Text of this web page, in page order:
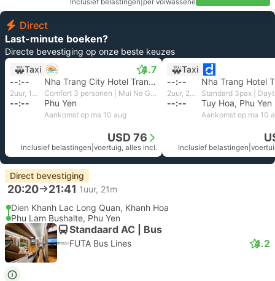
Inclusief belastingen per volwassene
Direct
Last-minute boeken?
Directe bevestiging op onze beste keuzes
Taxi
4.7
--:-- Nha Trang City Hotel Transfer
2uur, 10m Comfort 3 personen | Mui Ne Go Travel
--:-- Phu Yen
Aankomst op ma 10 aug
USD 76
Inclusief belastingen voertuig, alles incl.
Taxi
--:--
Nha Trang Hotel
2uur, 20m
--:-- Tuy Hoa, Phu Yen
Aankomst op ma 10
Inclusief belastingen
Direct bevestiging
20:20 21:41 1uur, 21m
Dien Khanh Lac Long Quan, Khanh Hoa
Phu Lam Bushalte, Phu Yen
Standaard AC | Bus
FUTA Bus Lines 4.2